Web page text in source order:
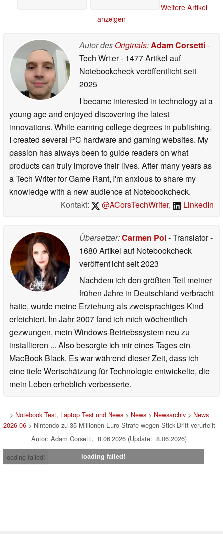
Weitere Artikel
anzeigen
Autor des Originals:Adam Corsetti-
Tech Writer- 1477 Artikel auf
Notebookcheck veröffentlichtseit
2025
I became interested in technology at a
young age and enjoyed discovering the latest
innovations. While earning college degrees in publishing,
I created several PC hardware and gaming websites. My
passion has always been to guide readers on what
products can truly improve their lives. After many years as
a Tech Writer for Game Rant, I'm anxious to share my
knowledge with a new audience at Notebookcheck.
Kontakt:
@ACorsTechWriter, LinkedIn
Übersetzer:Carmen Pol- Translator-
1680 Artikel auf Notebookcheck
veröffentlichtseit 2023
Nachdem ich den größten Teil meiner
frühen Jahre in Deutschland verbracht
hatte, wurde meine Erziehung als zweisprachiges Kind
erleichtert. Im Jahr 2007 fand ich mich wöchentlich
gezwungen, mein Windows-Betriebssystem neu zu
installieren ... Also besorgte ich mir eines Tages ein
MacBook Black. Es war während dieser Zeit, dass ich
eine tiefe Wertschätzung für Technologie entwickelte, die
mein Leben erheblich verbesserte.
> Notebook Test, Laptop Test und News> News> Newsarchiv> News
2026-06> Nintendo zu 35 Millionen Euro Strafe wegen Stick-Drift verurteilt
Autor: Adam Corsetti, 8.06.2026 (Update: 8.06.2026)
loading failed!
loading failed!